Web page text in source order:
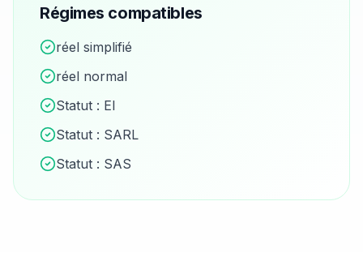
Régimes compatibles
réel simplifié
réel normal
Statut : EI
Statut : SARL
Statut : SAS